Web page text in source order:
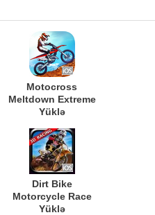
Motocross
Meltdown Extreme
Yüklə
Dirt Bike
Motorcycle Race
Yüklə